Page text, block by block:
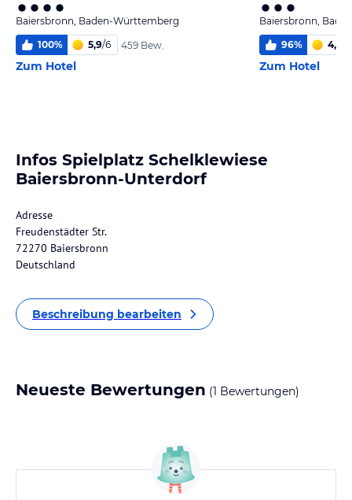
Baiersbronn, Baden-Württemberg
100% 5,9/6 459 Bew.
Zum Hotel
Baiersbronn,
96% 4,0
Zum Hotel
Infos Spielplatz Schelklewiese
Baiersbronn-Unterdorf
Adresse
Freudenstädter Str.
72270 Baiersbronn
Deutschland
Beschreibung bearbeiten
Neueste Bewertungen (1 Bewertungen)